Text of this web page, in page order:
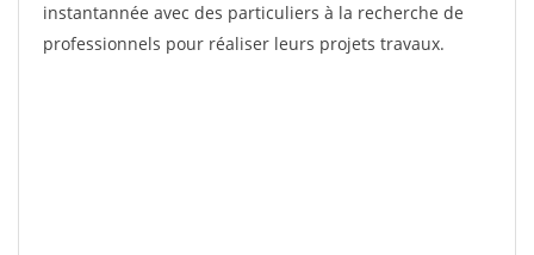
instantannée avec des particuliers à la recherche de
professionnels pour réaliser leurs projets travaux.